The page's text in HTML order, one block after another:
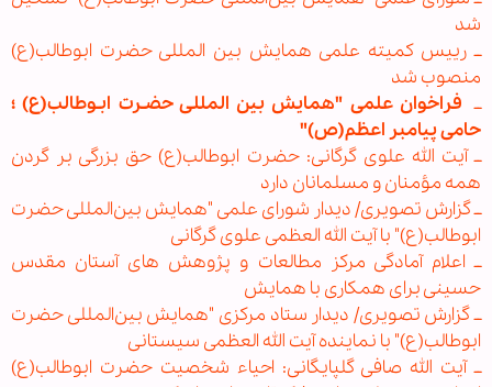
شد
ــ رییس کمیته علمی همایش بین المللی حضرت ابوطالب(ع)
منصوب شد
ــ فراخوان علمی "همایش بین المللی حضـرت ابـوطالب(ع) ؛
حامی پیامبر اعظم(ص)"
ــ آیت الله علوی گرگانی: حضرت ابوطالب(ع) حق بزرگی بر گردن
همه مؤمنان و مسلمانان دارد
ــ گزارش تصویری/ دیدار شورای علمی "همایش بین‌المللی حضرت
ابوطالب(ع)" با آیت الله العظمی علوی گرگانی
ــ اعلام آمادگی مرکز مطالعات و پژوهش های آستان مقدس
حسینی برای همکاری با همایش
ــ گزارش تصویری/ دیدار ستاد مرکزی "همایش بین‌المللی حضرت
ابوطالب(ع)" با نماینده آیت الله العظمی سیستانی
ــ آیت الله صافی گلپایگانی: احیاء شخصیت حضرت ابوطالب(ع)